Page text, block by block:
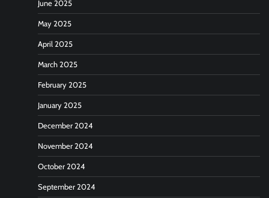
June 2025
May 2025
April 2025
March 2025
February 2025
January 2025
December 2024
November 2024
October 2024
September 2024